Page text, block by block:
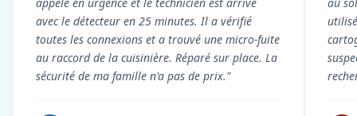
avec le détecteur en 25 minutes. Il a vérifié
toutes les connexions et a trouvé une micro-fuite
au raccord de la cuisinière. Réparé sur place. La
sécurité de ma famille n'a pas de prix."